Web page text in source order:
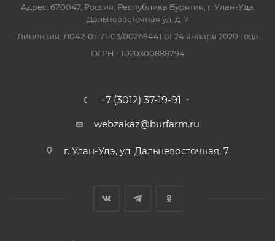
Адрес: 670047, Россия, Республика Бурятия, г. Улан-Удэ,
Дальневосточная ул, д. 7
Лицензия: Л042-01171-03/00269441 от 24 января 2020 года
ОГРН - 1020300888794
+7 (3012) 37-19-91
webzakaz@burfarm.ru
г. Улан-Удэ, ул. Дальневосточная, 7